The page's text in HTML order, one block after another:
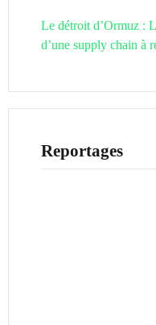
Le détroit d’Ormuz :
d’une supply chain à
Reportages